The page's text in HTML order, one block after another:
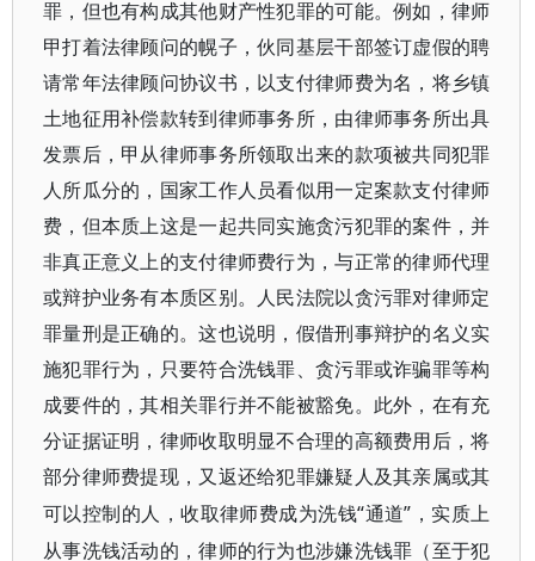
罪，但也有构成其他财产性犯罪的可能。例如，律师
甲打着法律顾问的幌子，伙同基层干部签订虚假的聘
请常年法律顾问协议书，以支付律师费为名，将乡镇
土地征用补偿款转到律师事务所，由律师事务所出具
发票后，甲从律师事务所领取出来的款项被共同犯罪
人所瓜分的，国家工作人员看似用一定案款支付律师
费，但本质上这是一起共同实施贪污犯罪的案件，并
非真正意义上的支付律师费行为，与正常的律师代理
或辩护业务有本质区别。人民法院以贪污罪对律师定
罪量刑是正确的。这也说明，假借刑事辩护的名义实
施犯罪行为，只要符合洗钱罪、贪污罪或诈骗罪等构
成要件的，其相关罪行并不能被豁免。此外，在有充
分证据证明，律师收取明显不合理的高额费用后，将
部分律师费提现，又返还给犯罪嫌疑人及其亲属或其
可以控制的人，收取律师费成为洗钱“通道”，实质上
从事洗钱活动的，律师的行为也涉嫌洗钱罪（至于犯